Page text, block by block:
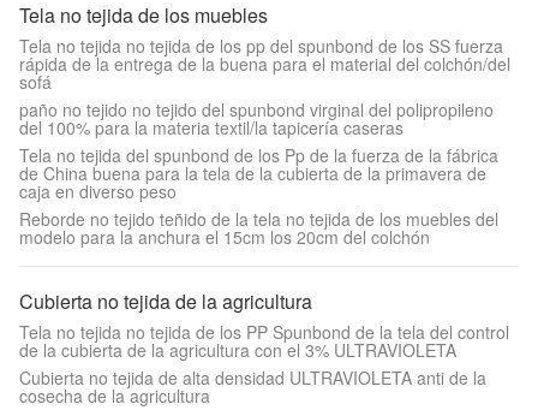
Tela no tejida de los muebles
Tela no tejida no tejida de los pp del spunbond de los SS fuerza
rápida de la entrega de la buena para el material del colchón/del
sofá
paño no tejido no tejido del spunbond virginal del polipropileno
del 100% para la materia textil/la tapicería caseras
Tela no tejida del spunbond de los Pp de la fuerza de la fábrica
de China buena para la tela de la cubierta de la primavera de
caja en diverso peso
Reborde no tejido teñido de la tela no tejida de los muebles del
modelo para la anchura el 15cm los 20cm del colchón
Cubierta no tejida de la agricultura
Tela no tejida no tejida de los PP Spunbond de la tela del control
de la cubierta de la agricultura con el 3% ULTRAVIOLETA
Cubierta no tejida de alta densidad ULTRAVIOLETA anti de la
cosecha de la agricultura